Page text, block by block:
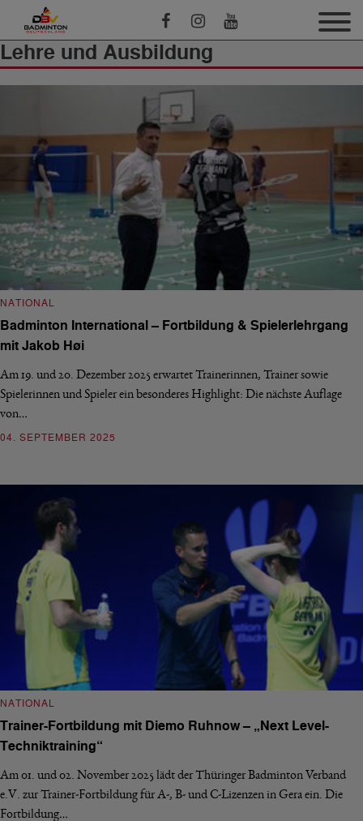
Lehre und Ausbildung
NATIONAL
Badminton International – Fortbildung & Spielerlehrgang
mit Jakob Høi
Am 19. und 20. Dezember 2025 erwartet Trainerinnen, Trainer sowie
Spielerinnen und Spieler ein besonderes Highlight: Die nächste Auflage
von…
04. SEPTEMBER 2025
NATIONAL
Trainer-Fortbildung mit Diemo Ruhnow – „Next Level-
Techniktraining“
Am 01. und 02. November 2025 lädt der Thüringer Badminton Verband
e.V. zur Trainer-Fortbildung für A-, B- und C-Lizenzen in Gera ein. Die
Fortbildung…